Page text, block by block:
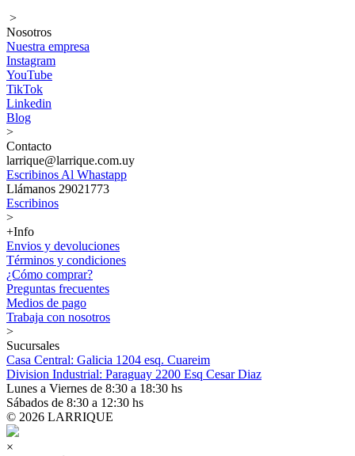
>
Nosotros
Nuestra empresa
Instagram
YouTube
TikTok
Linkedin
Blog
>
Contacto
larrique@larrique.com.uy
Escribinos Al Whastapp
Llámanos 29021773
Escribinos
>
+Info
Envios y devoluciones
Términos y condiciones
¿Cómo comprar?
Preguntas frecuentes
Medios de pago
Trabaja con nosotros
>
Sucursales
Casa Central: Galicia 1204 esq. Cuareim
Division Industrial: Paraguay 2200 Esq Cesar Diaz
Lunes a Viernes de 8:30 a 18:30 hs
Sábados de 8:30 a 12:30 hs
© 2026 LARRIQUE
×